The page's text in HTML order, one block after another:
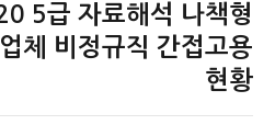
5급 자료해석 나책형
체 비정규직 간접고용
현황